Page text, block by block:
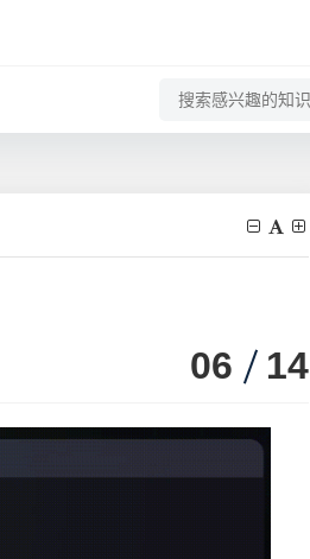
06 14